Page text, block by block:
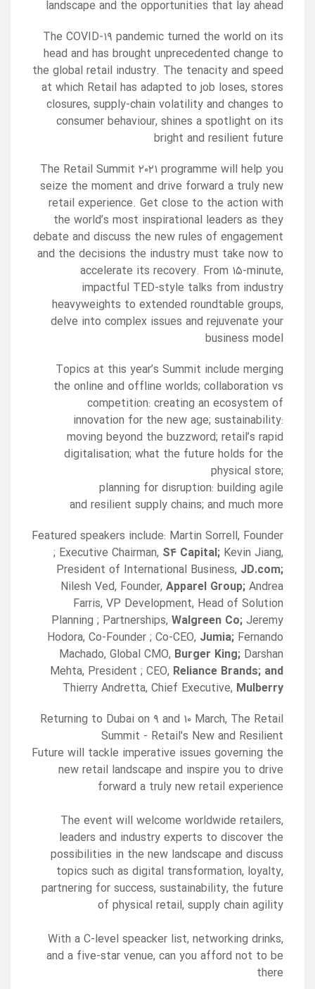
landscape and the opportunities that lay ahead
The COVID-۱۹ pandemic turned the world on its
head and has brought unprecedented change to
the global retail industry. The tenacity and speed
at which Retail has adapted to job loses, stores
closures, supply-chain volatility and changes to
consumer behaviour, shines a spotlight on its
bright and resilient future
The Retail Summit ۲۰۲۱ programme will help you
seize the moment and drive forward a truly new
retail experience. Get close to the action with
the world’s most inspirational leaders as they
debate and discuss the new rules of engagement
and the decisions the industry must take now to
accelerate its recovery. From ۱۵-minute,
impactful TED-style talks from industry
heavyweights to extended roundtable groups,
delve into complex issues and rejuvenate your
business model
Topics at this year’s Summit include merging
the online and offline worlds; collaboration vs
competition: creating an ecosystem of
innovation for the new age; sustainability:
moving beyond the buzzword; retail’s rapid
digitalisation; what the future holds for the
physical store;
planning for disruption: building agile
and resilient supply chains; and much more
Featured speakers include: Martin Sorrell, Founder
; Executive Chairman, S۴ Capital; Kevin Jiang,
President of International Business, JD.com;
Nilesh Ved, Founder, Apparel Group; Andrea
Farris, VP Development, Head of Solution
Planning ; Partnerships, Walgreen Co; Jeremy
Hodora, Co-Founder ; Co-CEO, Jumia; Fernando
Machado, Global CMO, Burger King; Darshan
Mehta, President ; CEO, Reliance Brands; and
Thierry Andretta, Chief Executive, Mulberry
Returning to Dubai on ۹ and ۱۰ March, The Retail
Summit - Retail's New and Resilient
Future will tackle imperative issues governing the
new retail landscape and inspire you to drive
forward a truly new retail experience
The event will welcome worldwide retailers,
leaders and industry experts to discover the
possibilities in the new landscape and discuss
topics such as digital transformation, loyalty,
partnering for success, sustainability, the future
of physical retail, supply chain agility
With a C-level speacker list, networking drinks,
and a five-star venue, can you afford not to be
there